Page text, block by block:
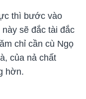
thì bước vào
sẽ đắc tài đắc
chỉ cần cù Ngọ
của nả chất
hờn.